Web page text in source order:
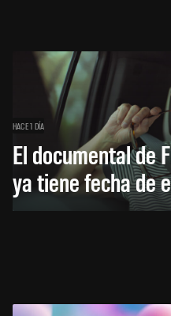
HACE 1 DÍA
El documental de
ya tiene fecha de